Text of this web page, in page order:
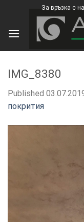
content
За връзка с
IMG_8380
Published
покрития
×